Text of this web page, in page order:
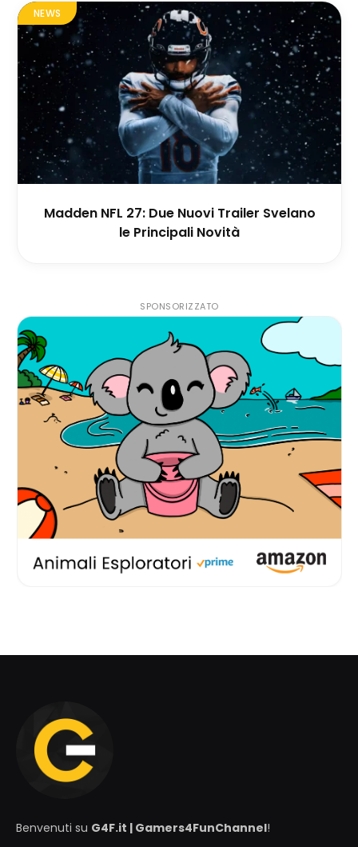
NEWS
Madden NFL 27: Due Nuovi Trailer Svelano
le Principali Novità
SPONSORIZZATO
Benvenuti su G4F.it | Gamers4FunChannel!